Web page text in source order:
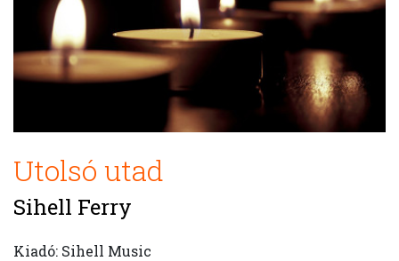
Utolsó utad
Sihell Ferry
Kiadó: Sihell Music